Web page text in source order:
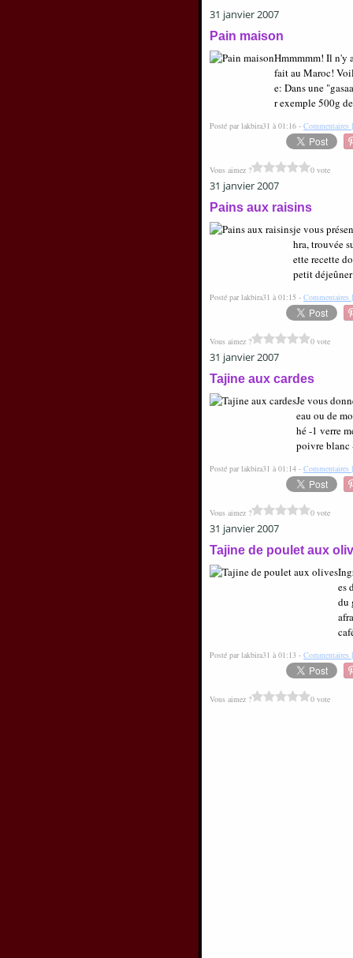
31 janvier 2007
Pain maison
Hmmmmm! Il n'y
fait au Maroc!
e: Dans une
r exemple 500g
Posté par lakbira31 à 01:16 - Commentaires [
Vous aimez ? 0 vote
31 janvier 2007
Pains aux raisins
je vous
hra, trouvée
ette recette
petit
Posté par lakbira31 à 01:15 - Commentaires [
Vous aimez ? 0 vote
31 janvier 2007
Tajine aux cardes
Je vous
eau ou de
hé -1 verre
poivre blanc
Posté par lakbira31 à 01:14 - Commentaires [
Vous aimez ? 0 vote
31 janvier 2007
Tajine de poulet aux
es
du
Posté par lakbira31 à 01:13 - Commentaires [
Vous aimez ? 0 vote